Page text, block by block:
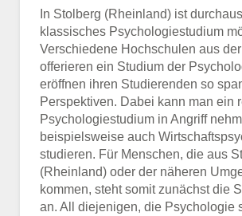
In Stolberg (Rheinland) ist
klassisches Psychologiestudium
Verschiedene Hochschulen aus
offerieren ein Studium der
eröffnen ihren Studierenden so
Perspektiven. Dabei kann man ein
Psychologiestudium in Angriff
beispielsweise auch
studieren. Für Menschen, die aus
(Rheinland) oder der näheren
kommen, steht somit zunächst die
an. All diejenigen, die Psychologie